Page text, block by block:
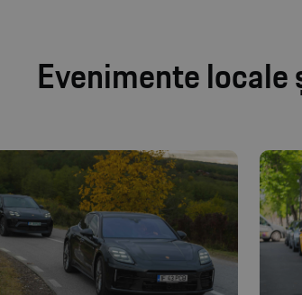
Evenimente